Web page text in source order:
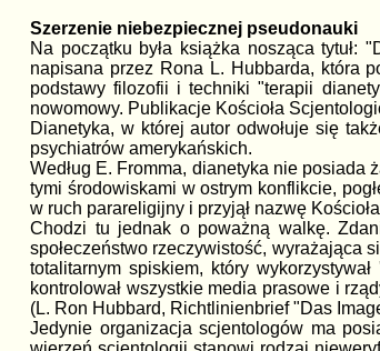
Szerzenie niebezpiecznej pseudonauki
Na początku była książka nosząca tytuł:
napisana przez Rona L. Hubbarda, która
podstawy filozofii i techniki "terapii
nowomowy. Publikacje Kościoła
Dianetyka, w której autor odwołuje się
psychiatrów amerykańskich.
Według E. Fromma, dianetyka nie posiada
tymi środowiskami w ostrym konflikcie,
w ruch parareligijny i przyjął nazwę
Chodzi tu jednak o poważną walkę.
społeczeństwo rzeczywistość, wyrażająca
totalitarnym spiskiem, który
kontrolował wszystkie media prasowe i
(L. Ron Hubbard, Richtlinienbrief "Das
Jedynie organizacja scjentologów ma